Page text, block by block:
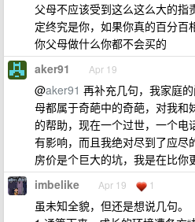
父母不应该受到这么这么大的
定终究是你，如果你真的百分
你父母做什么你都不会买的
aker91 Apr 19
@aker91 再补充几句，我家庭
母都属于奇葩中的奇葩，对我和
的帮助，现在一个过世，一个
有影响，而且我绝对尽到了应尽
房价是个巨大的坑，我是在比你
imbelike Apr 19 1
虽未知全貌，但还是想说几句。